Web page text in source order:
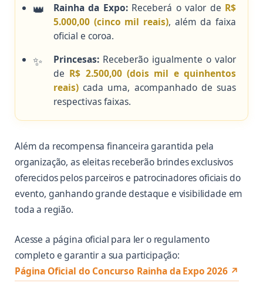
Rainha da Expo:Receberá o valor de R$
5.000,00 (cinco mil reais), além da faixa
oficial e coroa.
Princesas: Receberão igualmente o valor
de R$ 2.500,00 (dois mil e quinhentos
reais) cada uma, acompanhado de suas
respectivas faixas.
Além da recompensa financeira garantida pela
organização, as eleitas receberão brindes exclusivos
oferecidos pelos parceiros e patrocinadores oficiais do
evento, ganhando grande destaque e visibilidade em
toda a região.
Acesse a página oficial para ler o regulamento
completo e garantir a sua participação:
Página Oficial do Concurso Rainha da Expo 2026 ↗